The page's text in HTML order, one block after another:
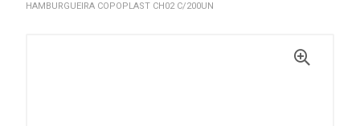
HAMBURGUEIRA COPOPLAST CH02 C/200UN